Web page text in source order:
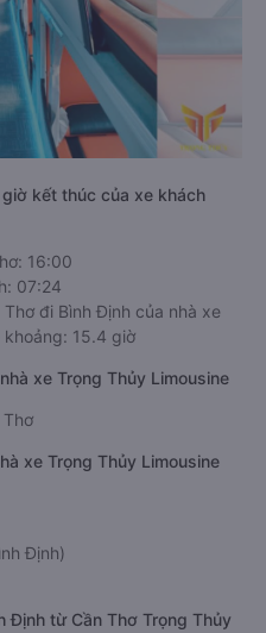
kết thúc của xe khách
16:00
07:24
đi Bình Định của nhà xe
khoảng: 15.4 giờ
xe Trọng Thủy Limousine
xe Trọng Thủy Limousine
Định)
Định từ Cần Thơ Trọng Thủy